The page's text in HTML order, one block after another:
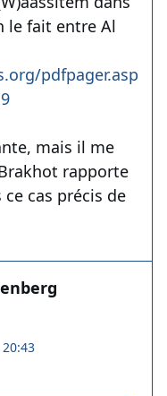
le fait entre Al
pdfpager.aspx?
mais il me
rapporte
cas précis de